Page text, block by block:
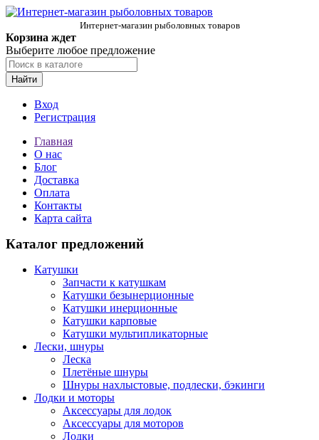
Интернет-магазин рыболовных товаров
Корзина ждет
Выберите любое предложение
Найти
Вход
Регистрация
Главная
О нас
Блог
Доставка
Оплата
Контакты
Карта сайта
Каталог предложений
Катушки
Запчасти к катушкам
Катушки безынерционные
Катушки инерционные
Катушки карповые
Катушки мультипликаторные
Лески, шнуры
Леска
Плетёные шнуры
Шнуры нахлыстовые, подлески, бэкинги
Лодки и моторы
Аксессуары для лодок
Аксессуары для моторов
Лодки